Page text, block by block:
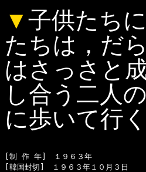
▼子供たち
たちは，だ
はさっさと
し合う二人
に歩いて行く
[制 作 年]　１９６３年
[韓国封切]　１９６３年１０月３日